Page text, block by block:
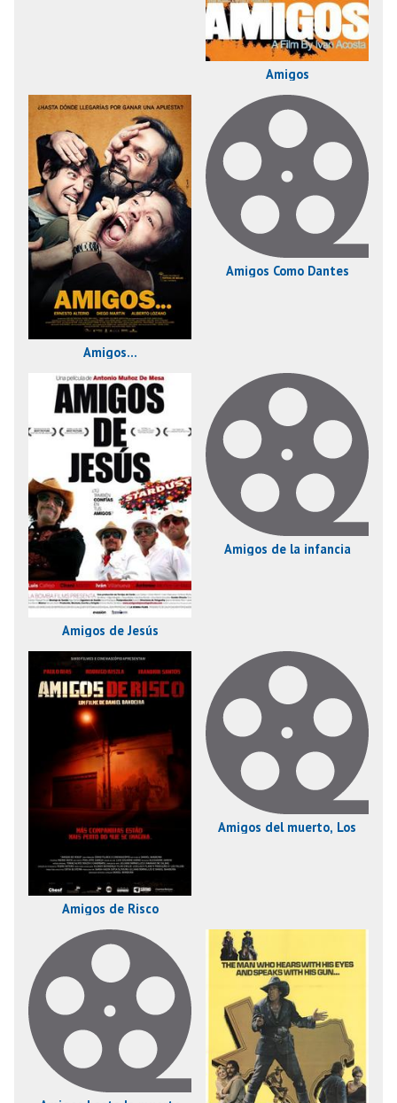
Amigos
Amigos...
Amigos Como Dantes
Amigos de Jesús
Amigos de la infancia
Amigos de Risco
Amigos del muerto, Los